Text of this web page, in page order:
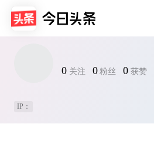
0 关注 0 粉丝 0 获赞
IP：